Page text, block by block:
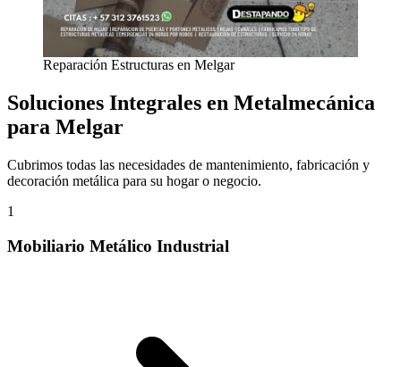
Reparación Estructuras en Melgar
Soluciones Integrales en Metalmecánica
para Melgar
Cubrimos todas las necesidades de mantenimiento, fabricación y
decoración metálica para su hogar o negocio.
1
Mobiliario Metálico Industrial